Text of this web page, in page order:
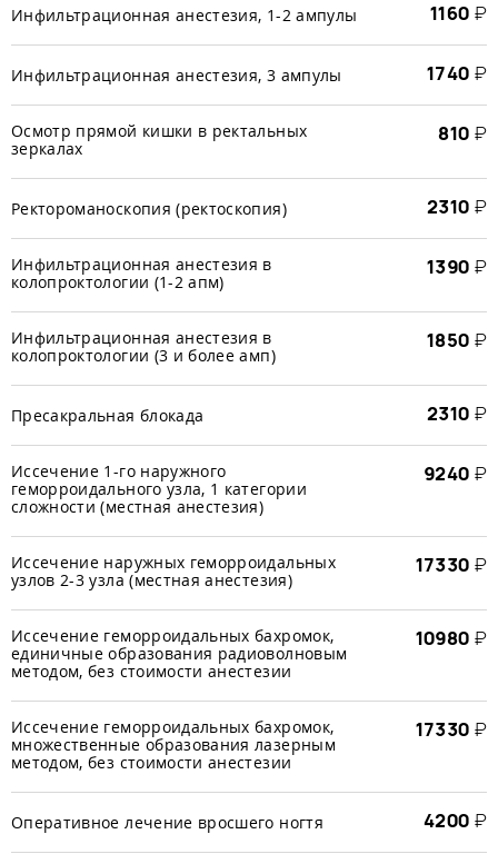
Инфильтрационная анестезия, 1-2 ампулы 1160 ₽
Инфильтрационная анестезия, 3 ампулы 1740 ₽
Осмотр прямой кишки в ректальных
зеркалах
810 ₽
Ректороманоскопия (ректоскопия) 2310 ₽
Инфильтрационная анестезия в
колопроктологии (1-2 апм)
1390 ₽
Инфильтрационная анестезия в
колопроктологии (3 и более амп)
1850 ₽
Пресакральная блокада 2310 ₽
Иссечение 1-го наружного
геморроидального узла, 1 категории
сложности (местная анестезия)
9240 ₽
Иссечение наружных геморроидальных
узлов 2-3 узла (местная анестезия)
17330 ₽
Иссечение геморроидальных бахромок,
единичные образования радиоволновым
методом, без стоимости анестезии
10980 ₽
Иссечение геморроидальных бахромок,
множественные образования лазерным
методом, без стоимости анестезии
17330 ₽
Оперативное лечение вросшего ногтя 4200 ₽